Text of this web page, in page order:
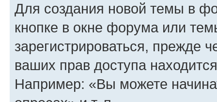
Для создания новой темы в
кнопке в окне форума или
зарегистрироваться, прежде
ваших прав доступа
Например: «Вы можете